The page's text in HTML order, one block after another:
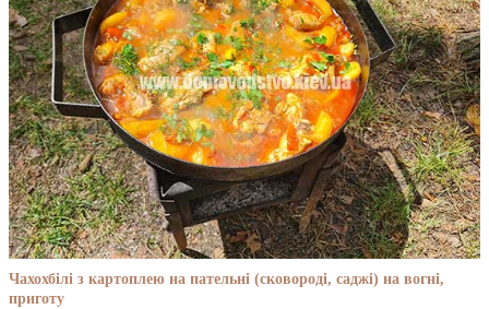
Чахохбілі з картоплею на пательні (сковороді, саджі) на вогні,
приготу